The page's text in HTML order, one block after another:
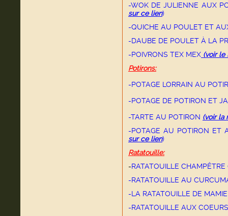
-WOK DE JULIENNE AUX
sur ce lien)
-QUICHE AU POULET ET
-DAUBE DE POULET À LA
-POIVRONS TEX MEX (voir le
Potirons:
-POTAGE LORRAIN AU
-POTAGE DE POTIRON ET
-TARTE AU POTIRON (voir la
-POTAGE AU POTIRON ET
sur ce lien)
Ratatouille:
-RATATOUILLE CHAMPÊTRE
-RATATOUILLE AU
-LA RATATOUILLE DE
-RATATOUILLE AUX